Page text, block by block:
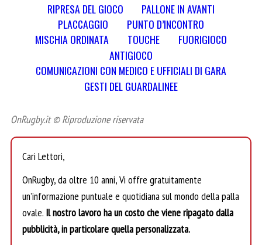
RIPRESA DEL GIOCO
PALLONE IN AVANTI
PLACCAGGIO
PUNTO D’INCONTRO
MISCHIA ORDINATA
TOUCHE
FUORIGIOCO
ANTIGIOCO
COMUNICAZIONI CON MEDICO E UFFICIALI DI GARA
GESTI DEL GUARDALINEE
OnRugby.it © Riproduzione riservata
Cari Lettori,
OnRugby, da oltre 10 anni, Vi offre gratuitamente
un’informazione puntuale e quotidiana sul mondo della palla
ovale. Il nostro lavoro ha un costo che viene ripagato dalla
pubblicità, in particolare quella personalizzata.